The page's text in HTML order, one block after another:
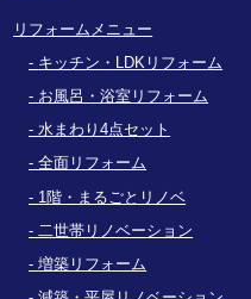
リフォームメニュー
キッチン・LDKリフォーム
お風呂・浴室リフォーム
水まわり4点セット
全面リフォーム
1階・まるごとリノベ
二世帯リノベーション
増築リフォーム